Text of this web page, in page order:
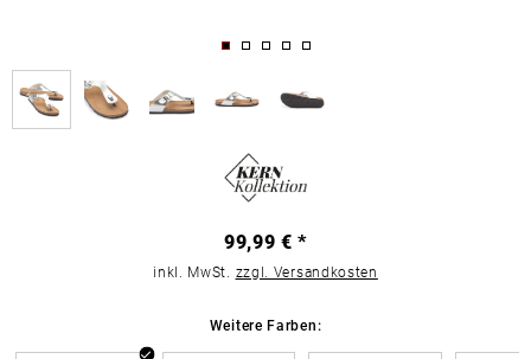
99,99 € *
inkl. MwSt. zzgl. Versandkosten
Weitere Farben: